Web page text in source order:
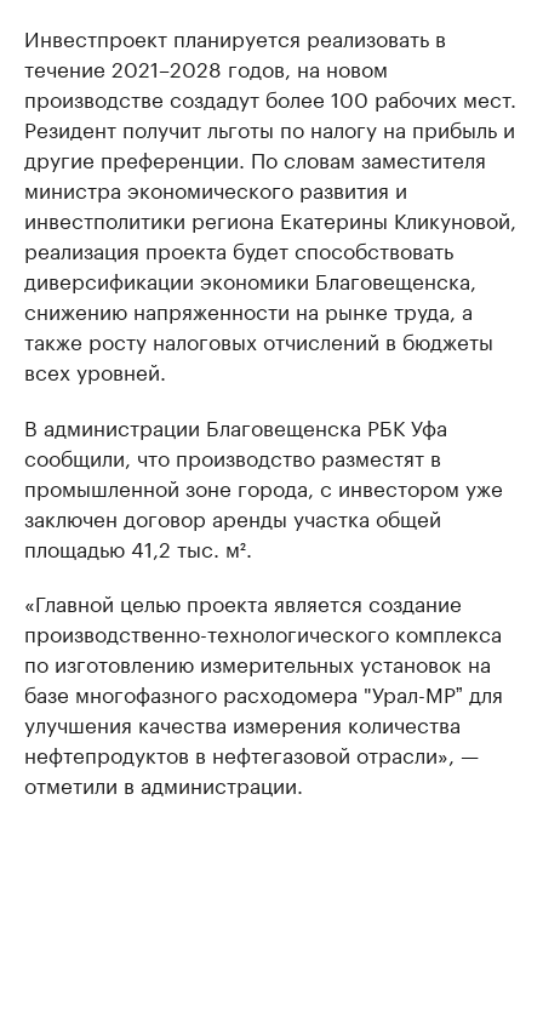
Инвестпроект планируется реализовать в
течение 2021–2028 годов, на новом
производстве создадут более 100 рабочих мест.
Резидент получит льготы по налогу на прибыль и
другие преференции. По словам заместителя
министра экономического развития и
инвестполитики региона Екатерины Кликуновой,
реализация проекта будет способствовать
диверсификации экономики Благовещенска,
снижению напряженности на рынке труда, а
также росту налоговых отчислений в бюджеты
всех уровней.
В администрации Благовещенска РБК Уфа
сообщили, что производство разместят в
промышленной зоне города, с инвестором уже
заключен договор аренды участка общей
площадью 41,2 тыс. м².
«Главной целью проекта является создание
производственно-технологического комплекса
по изготовлению измерительных установок на
базе многофазного расходомера "Урал-МРˮ для
улучшения качества измерения количества
нефтепродуктов в нефтегазовой отрасли», —
отметили в администрации.